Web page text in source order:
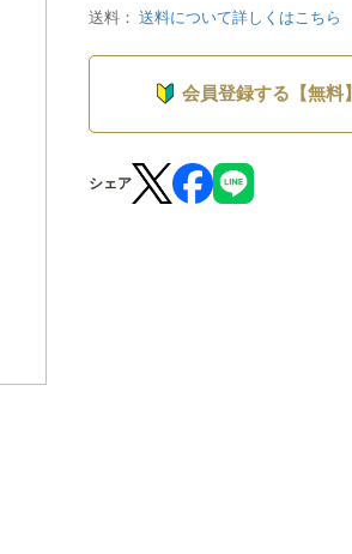
送料： 送料について詳しくはこちら
会員登録する【無料】
シェア